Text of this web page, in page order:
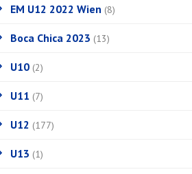
EM U12 2022 Wien (8)
Boca Chica 2023 (13)
U10 (2)
U11 (7)
U12 (177)
U13 (1)